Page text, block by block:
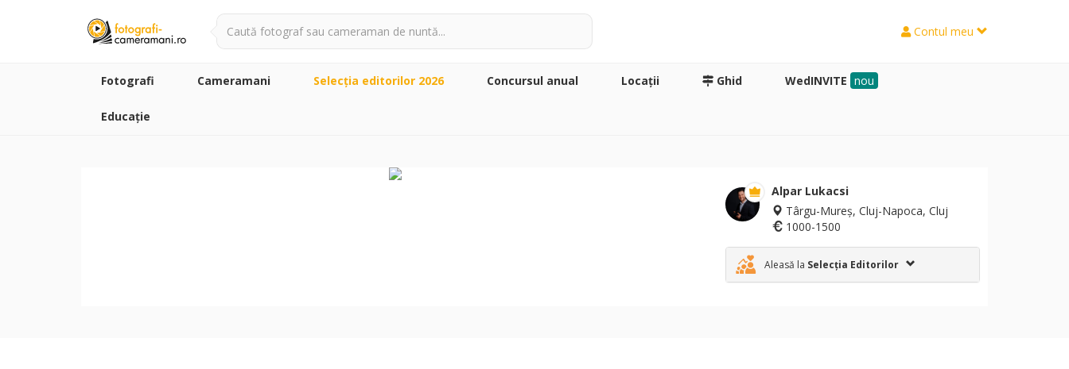
Contul meu
Fotografi Cameramani Selecţia editorilor 2026 Concursul anual Locaţii Ghid WedINVITE nou
Educație
Alpar Lukacsi
Târgu-Mureș, Cluj-Napoca, Cluj
1000-1500
Aleasă la Selecția Editorilor